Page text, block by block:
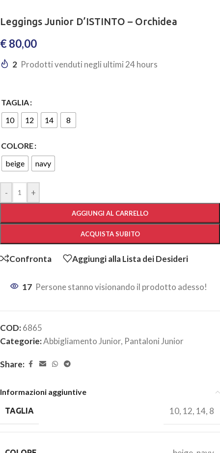
Leggings Junior D’ISTINTO – Orchidea
€80,00
2 Prodotti venduti negli ultimi 24 hours
TAGLIA
10
12 14 8
COLORE
beige
navy
- +
AGGIUNGI AL CARRELLO
ACQUISTA SUBITO
Confronta Aggiungi alla Lista dei Desideri
17 Persone stanno visionando il prodotto adesso!
COD:6865
Categorie:Abbigliamento Junior, Pantaloni Junior
Share:
Informazioni aggiuntive
TAGLIA 10, 12, 14, 8